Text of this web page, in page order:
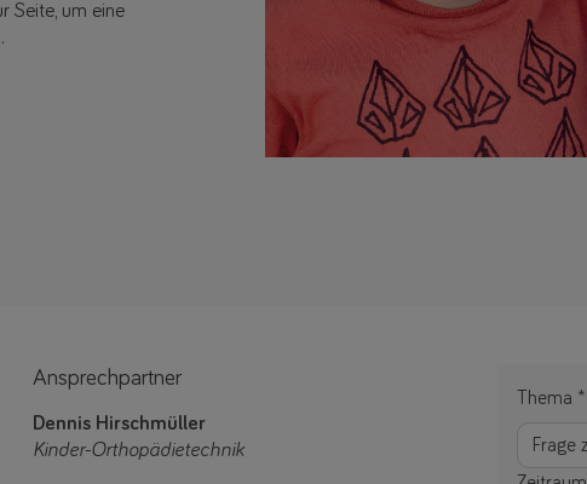
Seite, um eine
Ansprechpartner
Dennis Hirschmüller
Kinder-Orthopädietechnik
Thema *